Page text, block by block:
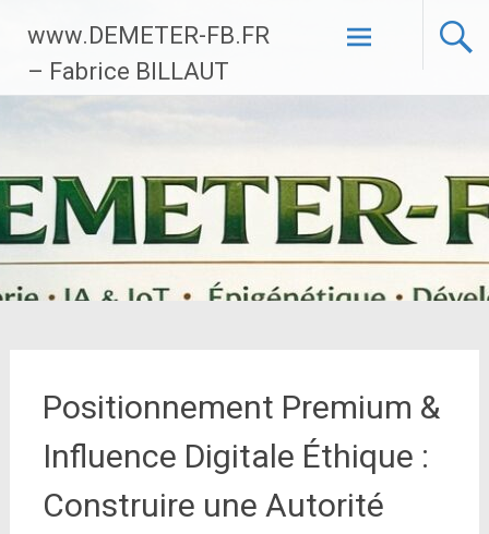
contenu
principal
www.DEMETER-FB.FR
– Fabrice BILLAUT
Positionnement Premium &
Influence Digitale Éthique :
Construire une Autorité